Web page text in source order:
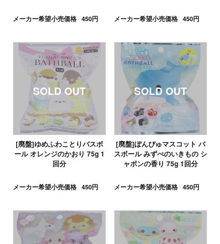
メーカー希望小売価格 450円 メーカー希望小売価格 450円
[廃盤]ゆめふわことりバスボ
ール オレンジのかおり 75g 1
回分
メーカー希望小売価格 450円
[廃盤]ぽんぴゅマスコット バ
スボール みずべのいきもの シ
ャボンの香り 75g 1回分
メーカー希望小売価格 450円